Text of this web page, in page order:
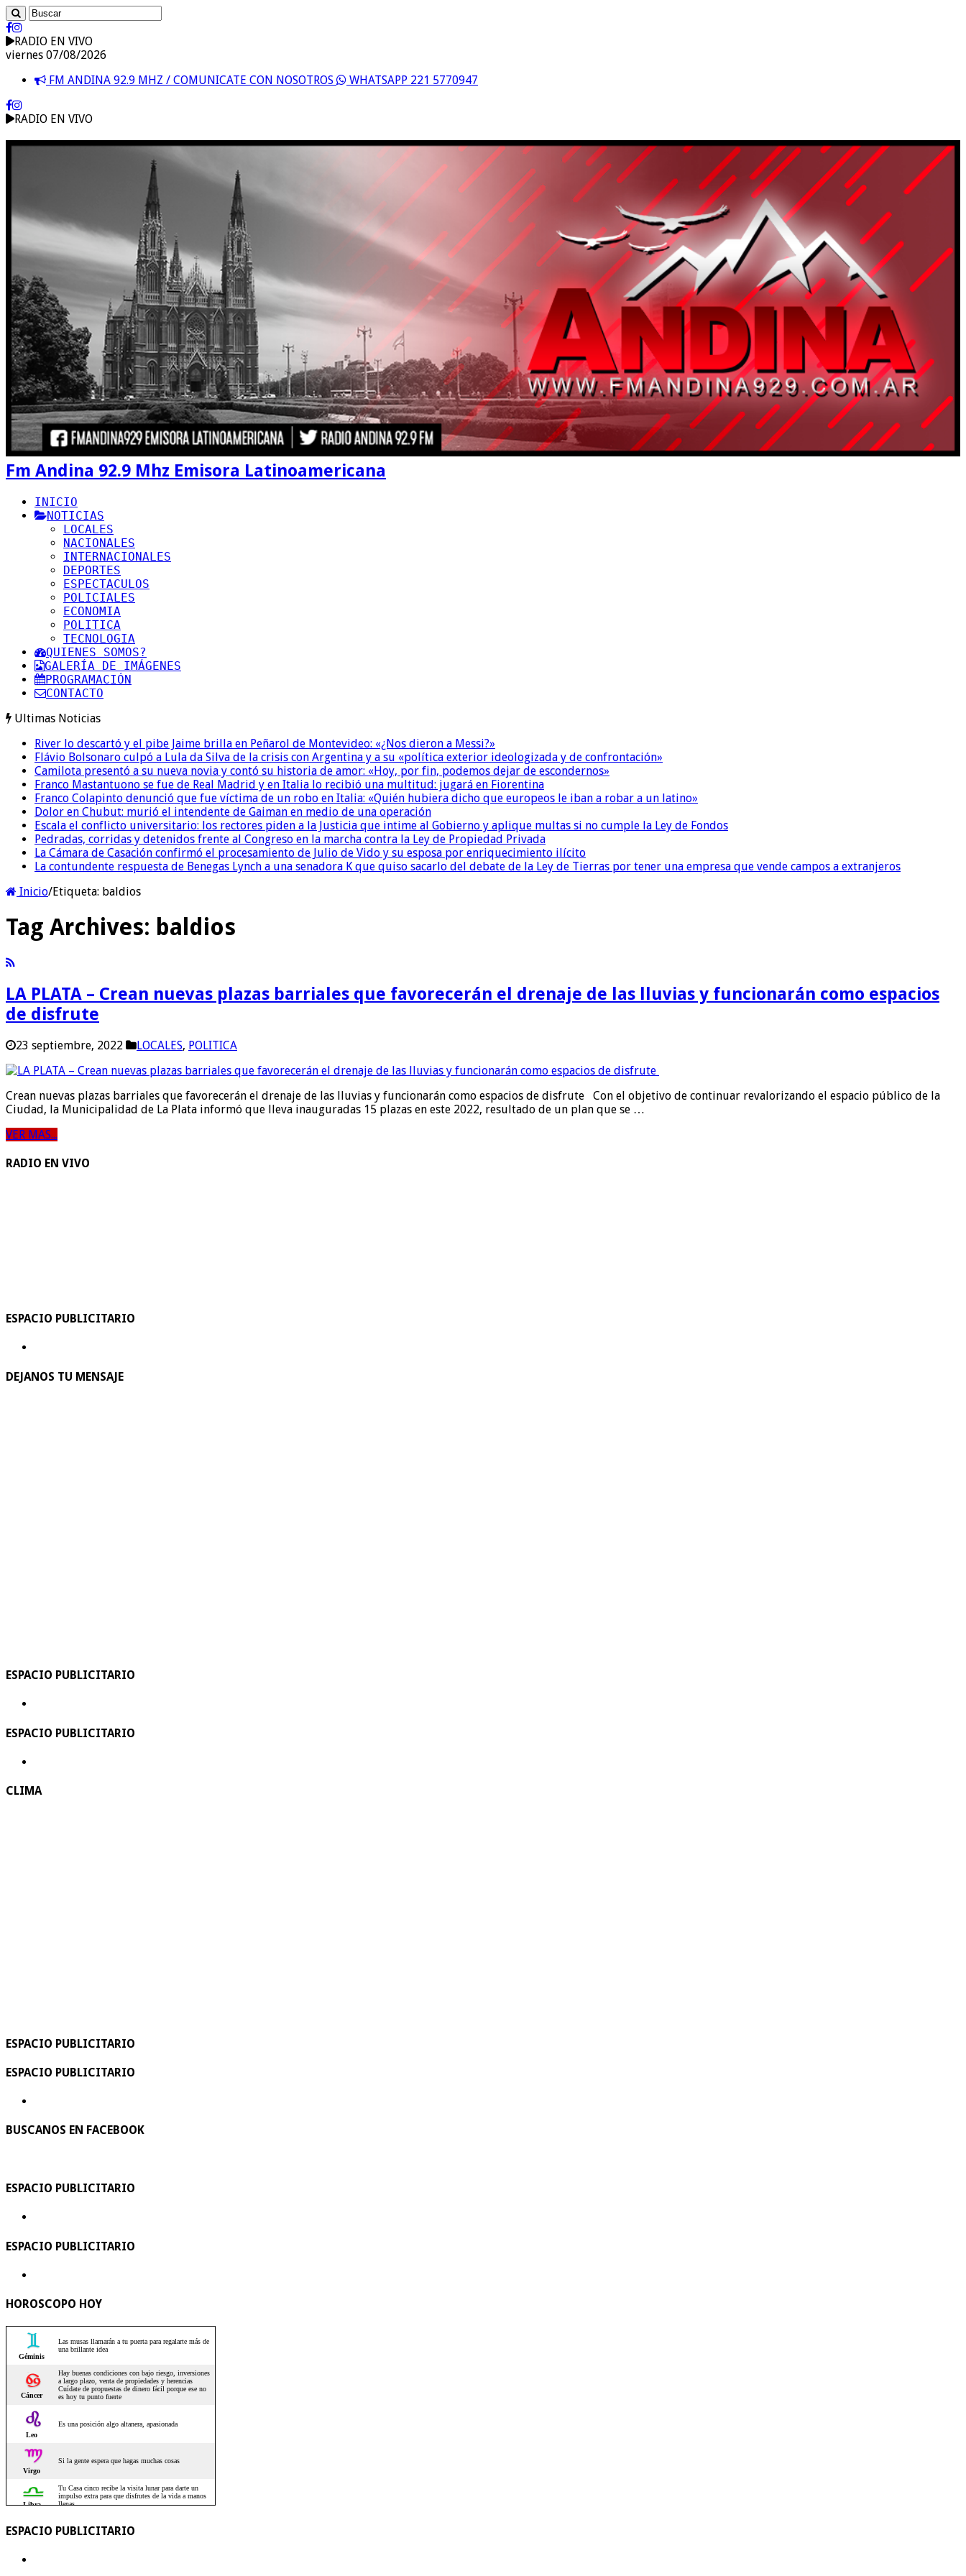
RADIO EN VIVO
viernes 07/08/2026
FM ANDINA 92.9 MHZ / COMUNICATE CON NOSOTROS
WHATSAPP 221 5770947
RADIO EN VIVO
Fm Andina 92.9 Mhz Emisora Latinoamericana
INICIO
NOTICIAS
LOCALES
NACIONALES
INTERNACIONALES
DEPORTES
ESPECTACULOS
POLICIALES
ECONOMIA
POLITICA
TECNOLOGIA
QUIENES SOMOS?
GALERÍA DE IMÁGENES
PROGRAMACIÓN
CONTACTO
Ultimas Noticias
River lo descartó y el pibe Jaime brilla en Peñarol de Montevideo: «¿Nos dieron a Messi?»
Flávio Bolsonaro culpó a Lula da Silva de la crisis con Argentina y a su «política exterior ideologizada y de confrontación»
Camilota presentó a su nueva novia y contó su historia de amor: «Hoy, por fin, podemos dejar de escondernos»
Franco Mastantuono se fue de Real Madrid y en Italia lo recibió una multitud: jugará en Fiorentina
Franco Colapinto denunció que fue víctima de un robo en Italia: «Quién hubiera dicho que europeos le iban a robar a un latino»
Dolor en Chubut: murió el intendente de Gaiman en medio de una operación
Escala el conflicto universitario: los rectores piden a la Justicia que intime al Gobierno y aplique multas si no cumple la Ley de Fondos
Pedradas, corridas y detenidos frente al Congreso en la marcha contra la Ley de Propiedad Privada
La Cámara de Casación confirmó el procesamiento de Julio de Vido y su esposa por enriquecimiento ilícito
La contundente respuesta de Benegas Lynch a una senadora K que quiso sacarlo del debate de la Ley de Tierras por tener una empresa que vende campos a extranjeros
Inicio/Etiqueta: baldios
Tag Archives: baldios
LA PLATA – Crean nuevas plazas barriales que favorecerán el drenaje de las lluvias y funcionarán como espacios
de disfrute
23 septiembre, 2022 LOCALES, POLITICA
Crean nuevas plazas barriales que favorecerán el drenaje de las lluvias y funcionarán como espacios de disfrute Con el objetivo de continuar revalorizando el espacio público de la
Ciudad, la Municipalidad de La Plata informó que lleva inauguradas 15 plazas en este 2022, resultado de un plan que se …
VER MAS...
RADIO EN VIVO
ESPACIO PUBLICITARIO
DEJANOS TU MENSAJE
ESPACIO PUBLICITARIO
ESPACIO PUBLICITARIO
CLIMA
ESPACIO PUBLICITARIO
ESPACIO PUBLICITARIO
BUSCANOS EN FACEBOOK
ESPACIO PUBLICITARIO
ESPACIO PUBLICITARIO
HOROSCOPO HOY
ESPACIO PUBLICITARIO